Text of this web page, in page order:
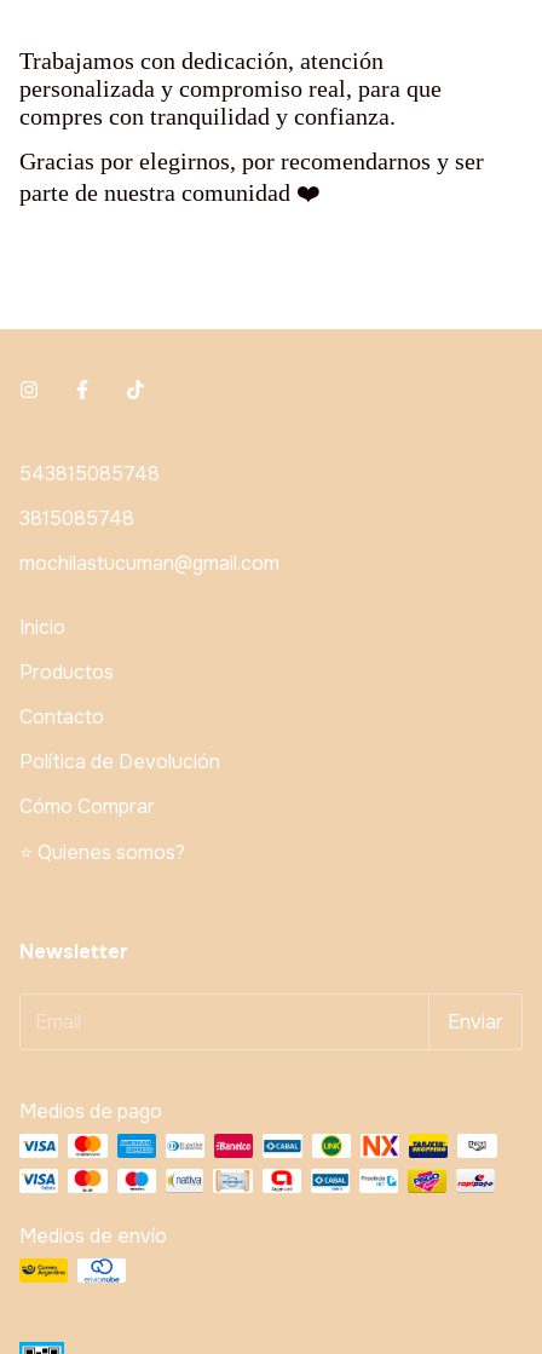
Trabajamos con dedicación, atención
personalizada y compromiso real, para que
compres con tranquilidad y confianza.
Gracias por elegirnos, por recomendarnos y ser
parte de nuestra comunidad ❤️
543815085748
3815085748
mochilastucuman@gmail.com
Inicio
Productos
Contacto
Política de Devolución
Cómo Comprar
⭐️ Quienes somos?
Newsletter
Medios de pago
Medios de envío